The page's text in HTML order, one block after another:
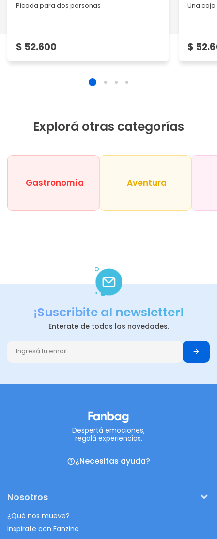
Picada para dos personas
$ 52.600
Una
$
Explorá otras categorías
Gastronomía Aventura
¡Suscribite al newsletter!
Enterate de todas las novedades.
Despertá emociones,
regalá experiencias.
¿Necesitas ayuda?
Nosotros
¿Qué nos mueve?
Inspirate con Fanzine